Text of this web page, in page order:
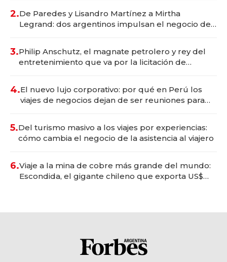
2.De Paredes y Lisandro Martínez a Mirtha
Legrand: dos argentinos impulsan el negocio del
3.Philip Anschutz, el magnate petrolero y rey del
entretenimiento que va por la licitación de
4.El nuevo lujo corporativo: por qué en Perú los
viajes de negocios dejan de ser reuniones para
5.Del turismo masivo a los viajes por experiencias:
cómo cambia el negocio de la asistencia al viajero
6.Viaje a la mina de cobre más grande del mundo:
Escondida, el gigante chileno que exporta US$